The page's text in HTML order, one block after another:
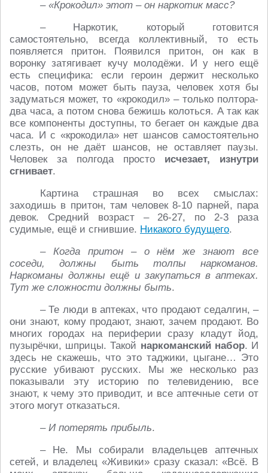
– «Крокодил» этот – он наркотик масс?
– Наркотик, который готовится
самостоятельно, всегда коллективный, то есть
появляется притон. Появился притон, он как в
воронку затягивает кучу молодёжи. И у него ещё
есть специфика: если героин держит несколько
часов, потом может быть пауза, человек хотя бы
задуматься может, то «крокодил» – только полтора-
два часа, а потом снова бежишь колоться. А так как
все компоненты доступны, то бегает он каждые два
часа. И с «крокодила» нет шансов самостоятельно
слезть, он не даёт шансов, не оставляет паузы.
Человек за полгода просто исчезает, изнутри
сгнивает.
Картина страшная во всех смыслах:
заходишь в притон, там человек 8-10 парней, пара
девок. Средний возраст – 26-27, по 2-3 раза
судимые, ещё и сгнившие. Никакого будущего.
– Когда притон – о нём же знают все
соседи, должны быть толпы наркоманов.
Наркоманы должны ещё и закупаться в аптеках.
Тут же сложности должны быть.
– Те люди в аптеках, что продают седалгин, –
они знают, кому продают, знают, зачем продают. Во
многих городах на периферии сразу кладут йод,
пузырёчки, шприцы. Такой наркоманский набор. И
здесь не скажешь, что это таджики, цыгане… Это
русские убивают русских. Мы же несколько раз
показывали эту историю по телевидению, все
знают, к чему это приводит, и все аптечные сети от
этого могут отказаться.
– И потерять прибыль.
– Не. Мы собирали владельцев аптечных
сетей, и владелец «Живики» сразу сказал: «Всё. В